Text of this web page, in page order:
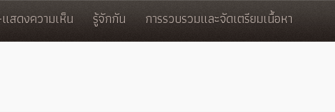
สดงความเห็น รู้จักกัน การรวบรวมและจัดเตรียมเนื้อหา